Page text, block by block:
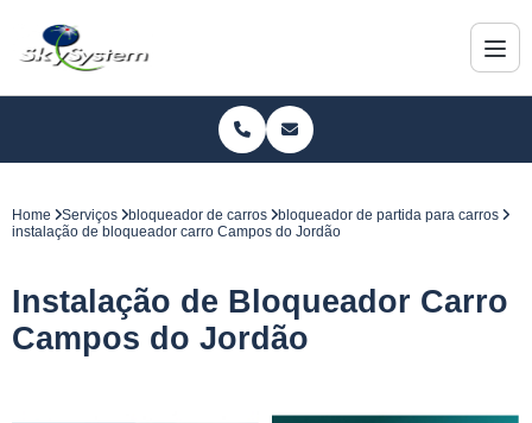
Home Serviços bloqueador de carros
bloqueador de partida para carros
instalação de bloqueador carro Campos do Jordão
Instalação de Bloqueador Carro
Campos do Jordão